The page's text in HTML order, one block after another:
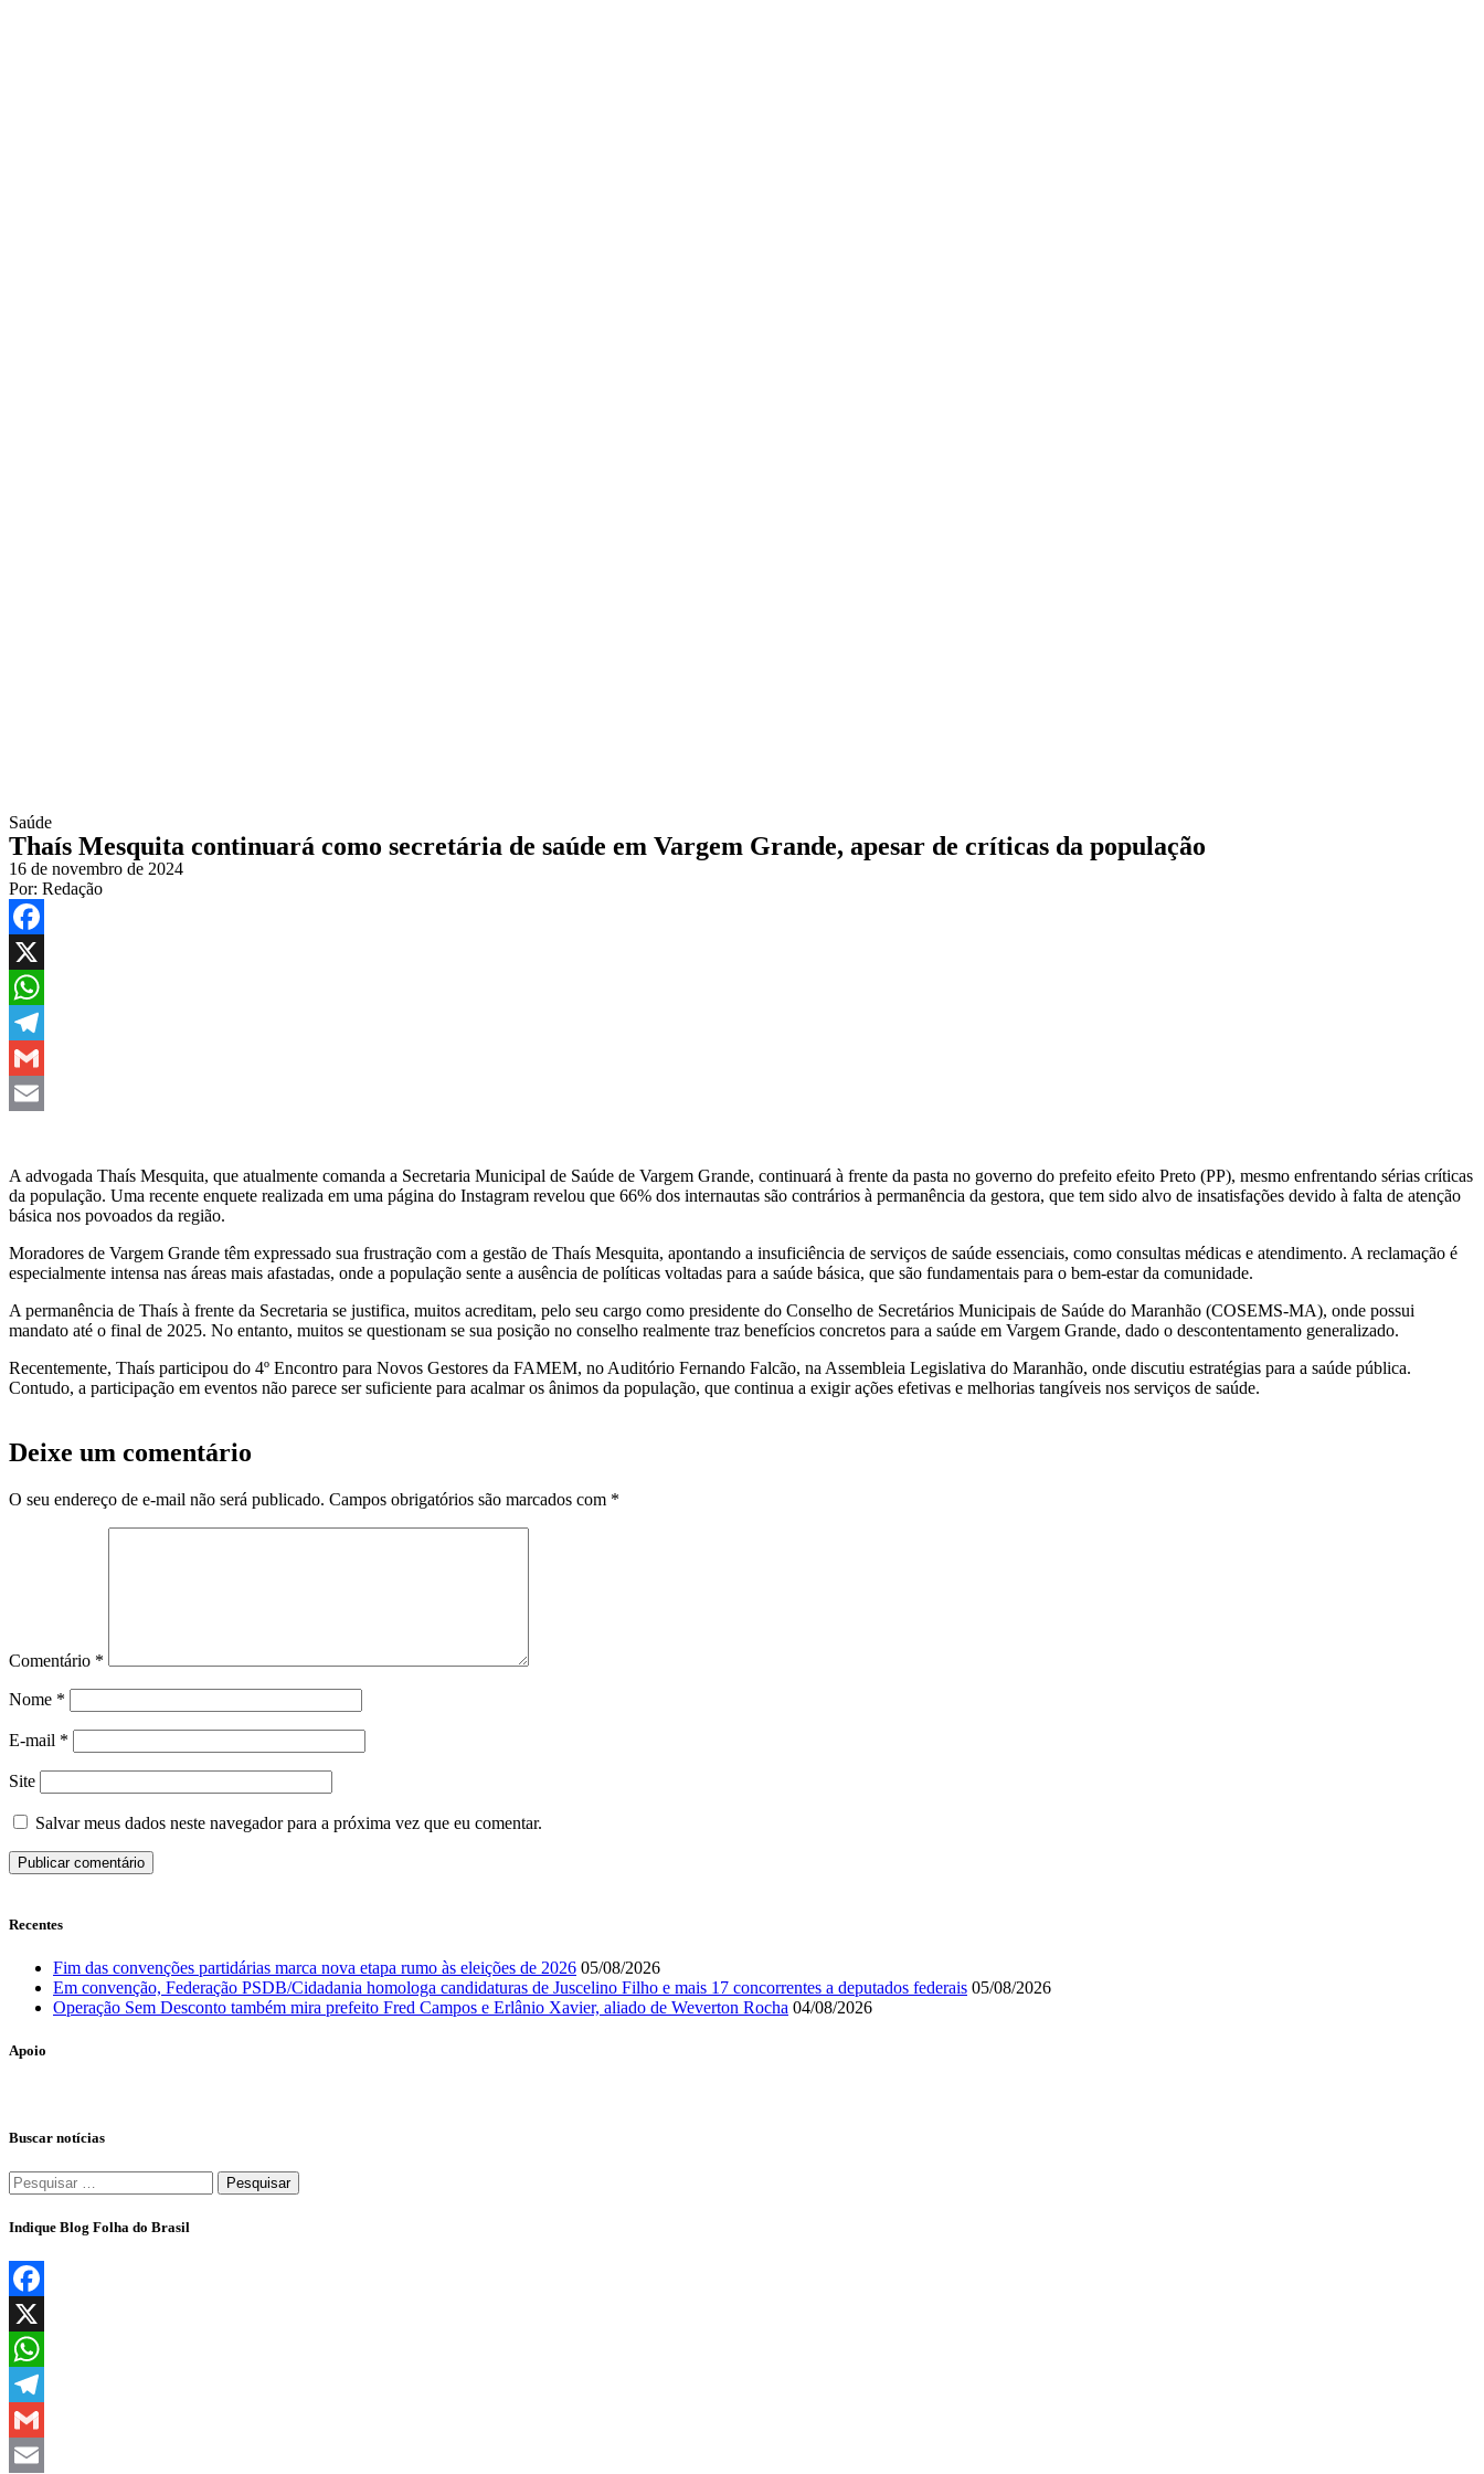
Saúde
Thaís Mesquita continuará como secretária de saúde em Vargem Grande, apesar de críticas da população
16 de novembro de 2024
Por: Redação
Facebook
X
WhatsApp
Telegram
Gmail
A advogada Thaís Mesquita, que atualmente comanda a Secretaria Municipal de Saúde de Vargem Grande, continuará à frente da pasta no governo do prefeito efeito Preto (PP), mesmo enfrentando sérias críticas
da população. Uma recente enquete realizada em uma página do Instagram revelou que 66% dos internautas são contrários à permanência da gestora, que tem sido alvo de insatisfações devido à falta de atenção
básica nos povoados da região.
Moradores de Vargem Grande têm expressado sua frustração com a gestão de Thaís Mesquita, apontando a insuficiência de serviços de saúde essenciais, como consultas médicas e atendimento. A reclamação é
especialmente intensa nas áreas mais afastadas, onde a população sente a ausência de políticas voltadas para a saúde básica, que são fundamentais para o bem-estar da comunidade.
A permanência de Thaís à frente da Secretaria se justifica, muitos acreditam, pelo seu cargo como presidente do Conselho de Secretários Municipais de Saúde do Maranhão (COSEMS-MA), onde possui
mandato até o final de 2025. No entanto, muitos se questionam se sua posição no conselho realmente traz benefícios concretos para a saúde em Vargem Grande, dado o descontentamento generalizado.
Recentemente, Thaís participou do 4º Encontro para Novos Gestores da FAMEM, no Auditório Fernando Falcão, na Assembleia Legislativa do Maranhão, onde discutiu estratégias para a saúde pública.
Contudo, a participação em eventos não parece ser suficiente para acalmar os ânimos da população, que continua a exigir ações efetivas e melhorias tangíveis nos serviços de saúde.
Deixe um comentário
O seu endereço de e-mail não será publicado. Campos obrigatórios são marcados com *
Comentário *
Nome *
E-mail *
Site
Salvar meus dados neste navegador para a próxima vez que eu comentar.
Recentes
Fim das convenções partidárias marca nova etapa rumo às eleições de 2026 05/08/2026
Em convenção, Federação PSDB/Cidadania homologa candidaturas de Juscelino Filho e mais 17 concorrentes a deputados federais 05/08/2026
Operação Sem Desconto também mira prefeito Fred Campos e Erlânio Xavier, aliado de Weverton Rocha 04/08/2026
Apoio
Buscar notícias
Pesquisar
por:
Indique Blog Folha do Brasil
Facebook
X
WhatsApp
Telegram
Gmail